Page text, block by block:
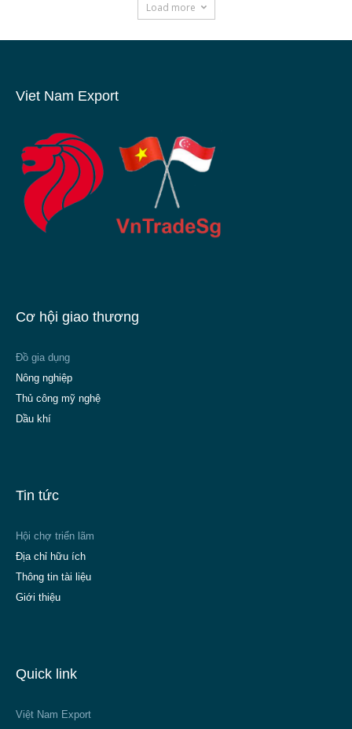
Load more
Viet Nam Export
Cơ hội giao thương
Đồ gia dụng
Nông nghiệp
Thủ công mỹ nghệ
Dầu khí
Tin tức
Hội chợ triển lãm
Địa chỉ hữu ích
Thông tin tài liệu
Giới thiệu
Quick link
Việt Nam Export